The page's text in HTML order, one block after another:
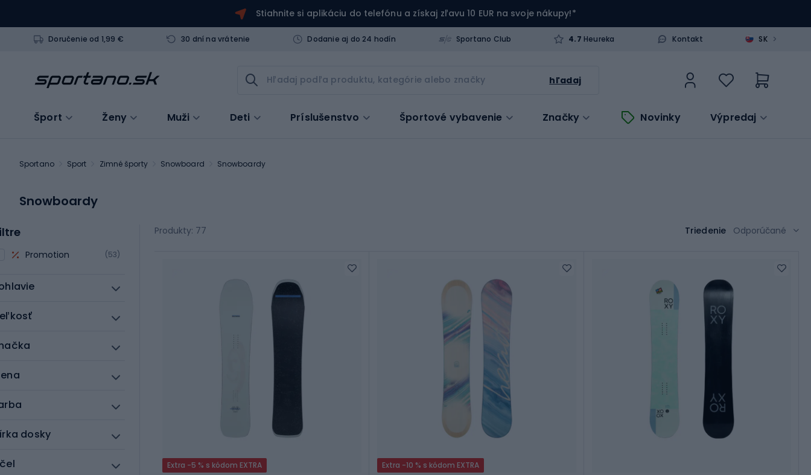
Stiahnite si aplikáciu do telefónu a získaj zľavu 10 EUR na svoje nákupy!*
Doručenie od 1,99 € 30 dní na vrátenie Dodanie aj do 24 hodín Sportano Club 4.7 Heureka Kontakt SK >
hľadaj
Šport Ženy Muži Deti Príslušenstvo Športové vybavenie Značky Novinky Výpredaj
Sportano Sport Zimné športy Snowboard Snowboardy
Snowboardy
Promotion (53)
dosky
Produkty: 77 Triedenie Odporúčané
Extra -5 % s kódom EXTRA Extra -10 % s kódom EXTRA